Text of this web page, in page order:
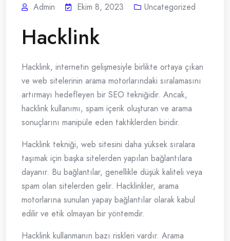
Admin Ekim 8, 2023 Uncategorized
Hacklink
Hacklink, internetin gelişmesiyle birlikte ortaya çıkan
ve web sitelerinin arama motorlarındaki sıralamasını
artırmayı hedefleyen bir SEO tekniğidir. Ancak,
hacklink kullanımı, spam içerik oluşturan ve arama
sonuçlarını manipüle eden taktiklerden biridir.
Hacklink tekniği, web sitesini daha yüksek sıralara
taşımak için başka sitelerden yapılan bağlantılara
dayanır. Bu bağlantılar, genellikle düşük kaliteli veya
spam olan sitelerden gelir. Hacklinkler, arama
motorlarına sunulan yapay bağlantılar olarak kabul
edilir ve etik olmayan bir yöntemdir.
Hacklink kullanmanın bazı riskleri vardır. Arama